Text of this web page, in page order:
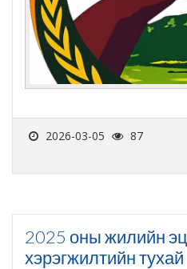
2026-03-05
87
2025 оны жилийн
хэрэгжилтийн тухай